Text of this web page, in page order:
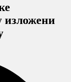
изложени